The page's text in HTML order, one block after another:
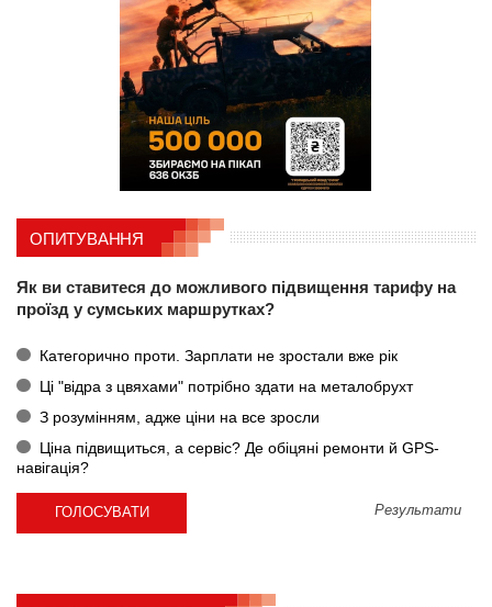
ОПИТУВАННЯ
Як ви ставитеся до можливого підвищення тарифу на
проїзд у сумських маршрутках?
Категорично проти. Зарплати не зростали вже рік
Ці "відра з цвяхами" потрібно здати на металобрухт
З розумінням, адже ціни на все зросли
Ціна підвищиться, а сервіс? Де обіцяні ремонти й GPS-
навігація?
Результати